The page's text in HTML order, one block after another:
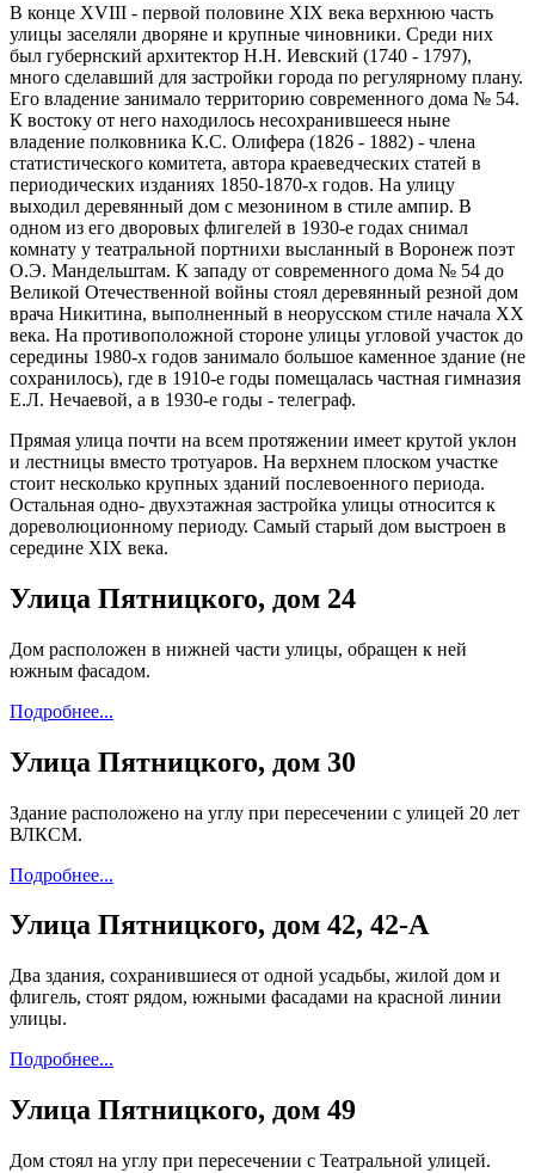
В конце XVIII - первой половине XIX века верхнюю часть
улицы заселяли дворяне и крупные чиновники. Среди них
был губернский архитектор Н.Н. Иевский (1740 - 1797),
много сделавший для застройки города по регулярному плану.
Его владение занимало территорию современного дома № 54.
К востоку от него находилось несохранившееся ныне
владение полковника К.С. Олифера (1826 - 1882) - члена
статистического комитета, автора краеведческих статей в
периодических изданиях 1850-1870-х годов. На улицу
выходил деревянный дом с мезонином в стиле ампир. В
одном из его дворовых флигелей в 1930-е годах снимал
комнату у театральной портнихи высланный в Воронеж поэт
О.Э. Мандельштам. К западу от современного дома № 54 до
Великой Отечественной войны стоял деревянный резной дом
врача Никитина, выполненный в неорусском стиле начала XX
века. На противоположной стороне улицы угловой участок до
середины 1980-х годов занимало большое каменное здание (не
сохранилось), где в 1910-е годы помещалась частная гимназия
Е.Л. Нечаевой, а в 1930-е годы - телеграф.
Прямая улица почти на всем протяжении имеет крутой уклон
и лестницы вместо тротуаров. На верхнем плоском участке
стоит несколько крупных зданий послевоенного периода.
Остальная одно- двухэтажная застройка улицы относится к
дореволюционному периоду. Самый старый дом выстроен в
середине XIX века.
Улица Пятницкого, дом 24
Дом расположен в нижней части улицы, обращен к ней
южным фасадом.
Подробнее...
Улица Пятницкого, дом 30
Здание расположено на углу при пересечении с улицей 20 лет
ВЛКСМ.
Подробнее...
Улица Пятницкого, дом 42, 42-А
Два здания, сохранившиеся от одной усадьбы, жилой дом и
флигель, стоят рядом, южными фасадами на красной линии
улицы.
Подробнее...
Улица Пятницкого, дом 49
Дом стоял на углу при пересечении с Театральной улицей.